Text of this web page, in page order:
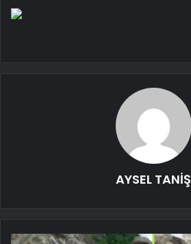
AYSEL TANİŞ